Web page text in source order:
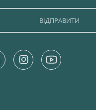
InstagramYoutube